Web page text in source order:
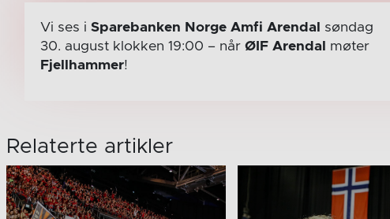
Vi ses i Sparebanken Norge Amfi Arendal
søndag
30. august klokken 19:00 – når ØIF Arendal
møter
Fjellhammer!
Relaterte artikler